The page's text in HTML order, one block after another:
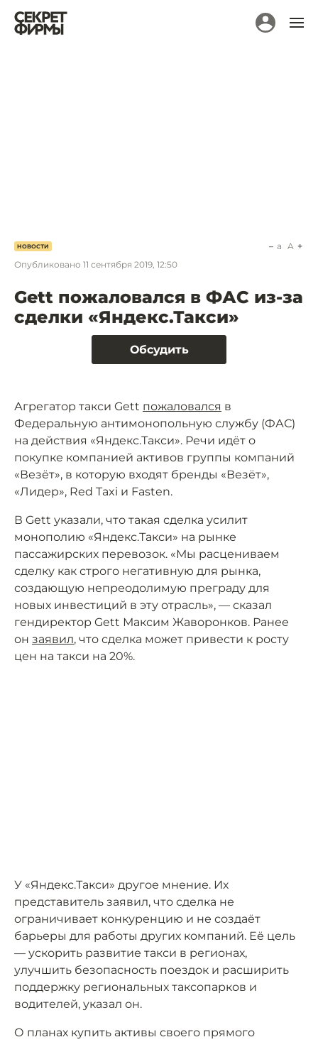
НОВОСТИ
Опубликовано 11 сентября 2019, 12:50
a A
Gett пожаловался в ФАС из-за
сделки «Яндекс.Такси»
Обсудить
Агрегатор такси Gett пожаловался в
Федеральную антимонопольную службу (ФАС)
на действия «Яндекс.Такси». Речи идёт о
покупке компанией активов группы компаний
«Везёт», в которую входят бренды «Везёт»,
«Лидер», Red Taxi и Fasten.
В Gett указали, что такая сделка усилит
монополию «Яндекс.Такси» на рынке
пассажирских перевозок. «Мы расцениваем
сделку как строго негативную для рынка,
создающую непреодолимую преграду для
новых инвестиций в эту отрасль», — сказал
гендиректор Gett Максим Жаворонков. Ранее
он заявил, что сделка может привести к росту
цен на такси на 20%.
У «Яндекс.Такси» другое мнение. Их
представитель заявил, что сделка не
ограничивает конкуренцию и не создаёт
барьеры для работы других компаний. Её цель
— ускорить развитие такси в регионах,
улучшить безопасность поездок и расширить
поддержку региональных таксопарков и
водителей, указал он.
О планах купить активы своего прямого